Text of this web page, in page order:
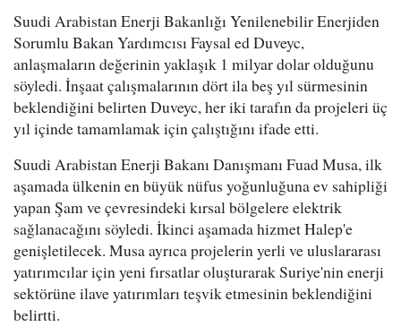
Suudi Arabistan Enerji Bakanlığı Yenilenebilir Enerjiden
Sorumlu Bakan Yardımcısı Faysal ed Duveyc,
anlaşmaların değerinin yaklaşık 1 milyar dolar olduğunu
söyledi. İnşaat çalışmalarının dört ila beş yıl sürmesinin
beklendiğini belirten Duveyc, her iki tarafın da projeleri üç
yıl içinde tamamlamak için çalıştığını ifade etti.
Suudi Arabistan Enerji Bakanı Danışmanı Fuad Musa, ilk
aşamada ülkenin en büyük nüfus yoğunluğuna ev sahipliği
yapan Şam ve çevresindeki kırsal bölgelere elektrik
sağlanacağını söyledi. İkinci aşamada hizmet Halep'e
genişletilecek. Musa ayrıca projelerin yerli ve uluslararası
yatırımcılar için yeni fırsatlar oluşturarak Suriye'nin enerji
sektörüne ilave yatırımları teşvik etmesinin beklendiğini
belirtti.